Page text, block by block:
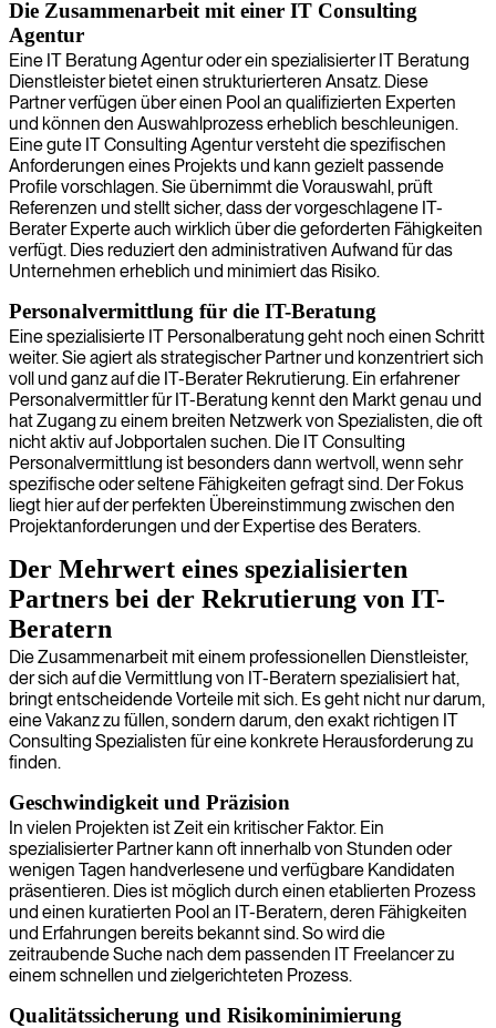
Die Zusammenarbeit mit einer IT Consulting
Agentur
Eine IT Beratung Agentur oder ein spezialisierter IT Beratung
Dienstleister bietet einen strukturierteren Ansatz. Diese
Partner verfügen über einen Pool an qualifizierten Experten
und können den Auswahlprozess erheblich beschleunigen.
Eine gute IT Consulting Agentur versteht die spezifischen
Anforderungen eines Projekts und kann gezielt passende
Profile vorschlagen. Sie übernimmt die Vorauswahl, prüft
Referenzen und stellt sicher, dass der vorgeschlagene IT-
Berater Experte auch wirklich über die geforderten Fähigkeiten
verfügt. Dies reduziert den administrativen Aufwand für das
Unternehmen erheblich und minimiert das Risiko.
Personalvermittlung für die IT-Beratung
Eine spezialisierte IT Personalberatung geht noch einen Schritt
weiter. Sie agiert als strategischer Partner und konzentriert sich
voll und ganz auf die IT-Berater Rekrutierung. Ein erfahrener
Personalvermittler für IT-Beratung kennt den Markt genau und
hat Zugang zu einem breiten Netzwerk von Spezialisten, die oft
nicht aktiv auf Jobportalen suchen. Die IT Consulting
Personalvermittlung ist besonders dann wertvoll, wenn sehr
spezifische oder seltene Fähigkeiten gefragt sind. Der Fokus
liegt hier auf der perfekten Übereinstimmung zwischen den
Projektanforderungen und der Expertise des Beraters.
Der Mehrwert eines spezialisierten
Partners bei der Rekrutierung von IT-
Beratern
Die Zusammenarbeit mit einem professionellen Dienstleister,
der sich auf die Vermittlung von IT-Beratern spezialisiert hat,
bringt entscheidende Vorteile mit sich. Es geht nicht nur darum,
eine Vakanz zu füllen, sondern darum, den exakt richtigen IT
Consulting Spezialisten für eine konkrete Herausforderung zu
finden.
Geschwindigkeit und Präzision
In vielen Projekten ist Zeit ein kritischer Faktor. Ein
spezialisierter Partner kann oft innerhalb von Stunden oder
wenigen Tagen handverlesene und verfügbare Kandidaten
präsentieren. Dies ist möglich durch einen etablierten Prozess
und einen kuratierten Pool an IT-Beratern, deren Fähigkeiten
und Erfahrungen bereits bekannt sind. So wird die
zeitraubende Suche nach dem passenden IT Freelancer zu
einem schnellen und zielgerichteten Prozess.
Qualitätssicherung und Risikominimierung